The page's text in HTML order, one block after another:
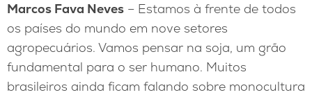
Marcos Fava Neves – Estamos à frente de todos
os países do mundo em nove setores
agropecuários. Vamos pensar na soja, um grão
fundamental para o ser humano. Muitos
brasileiros ainda ficam falando sobre monocultura